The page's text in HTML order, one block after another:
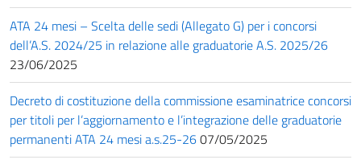
ATA 24 mesi – Scelta delle sedi (Allegato G) per i concorsi
dell’A.S. 2024/25 in relazione alle graduatorie A.S. 2025/26
23/06/2025
Decreto di costituzione della commissione esaminatrice concorsi
per titoli per l’aggiornamento e l’integrazione delle graduatorie
permanenti ATA 24 mesi a.s.25-2607/05/2025